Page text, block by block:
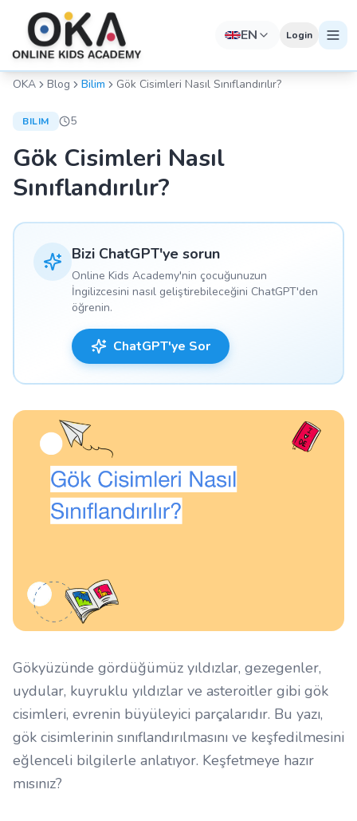
EN Login
OKA Blog Bilim Gök Cisimleri Nasıl Sınıflandırılır?
BILIM 5
Gök Cisimleri Nasıl
Sınıflandırılır?
Bizi ChatGPT'ye sorun
Online Kids Academy'nin çocuğunuzun
İngilizcesini nasıl geliştirebileceğini ChatGPT'den
öğrenin.
ChatGPT'ye Sor
Gökyüzünde gördüğümüz yıldızlar, gezegenler,
uydular, kuyruklu yıldızlar ve asteroitler gibi gök
cisimleri, evrenin büyüleyici parçalarıdır. Bu yazı,
gök cisimlerinin sınıflandırılmasını ve keşfedilmesini
eğlenceli bilgilerle anlatıyor. Keşfetmeye hazır
mısınız?